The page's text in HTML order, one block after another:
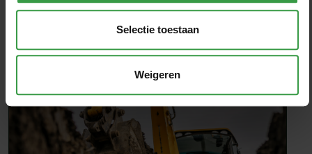
Selectie toestaan
Weigeren